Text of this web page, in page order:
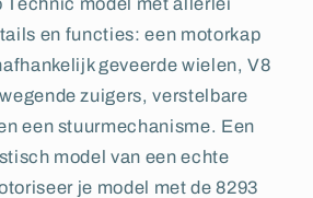
en functies: een motorkap
geveerde wielen, V8
zuigers, verstelbare
een stuurmechanisme. Een
model van een echte
je model met de 8293